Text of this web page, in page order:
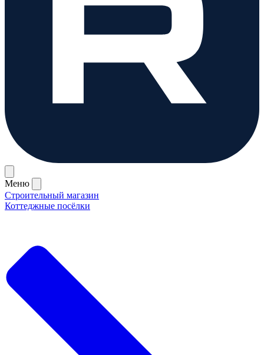
Меню
Строительный магазин
Коттеджные посёлки